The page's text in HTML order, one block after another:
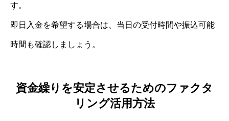
す。
即日入金を希望する場合は、当日の受付時間や振込可能
時間も確認しましょう。
資金繰りを安定させるためのファクタ
リング活用方法